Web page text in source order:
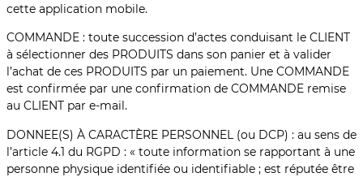
cette application mobile.
COMMANDE : toute succession d’actes conduisant le CLIENT
à sélectionner des PRODUITS dans son panier et à valider
l’achat de ces PRODUITS par un paiement. Une COMMANDE
est confirmée par une confirmation de COMMANDE remise
au CLIENT par e-mail.
DONNEE(S) À CARACTÈRE PERSONNEL (ou DCP) : au sens de
l’article 4.1 du RGPD : « toute information se rapportant à une
personne physique identifiée ou identifiable ; est réputée être